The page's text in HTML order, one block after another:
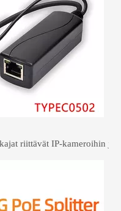
riittävät IP-kameroihin